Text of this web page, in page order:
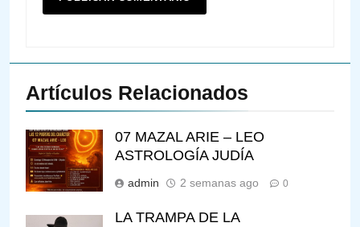
Artículos Relacionados
07 MAZAL ARIE – LEO
ASTROLOGÍA JUDÍA
admin 2 semanas ago 0
LA TRAMPA DE LA